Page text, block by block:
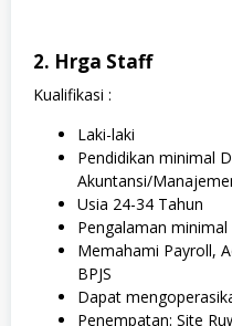
2. Hrga Staff
Kualifikasi :
Laki-laki
Pendidikan minimal
Akuntansi/
Usia 24-34 Tahun
Pengalaman
Memahami Payroll,
BPJS
Dapat
Penempatan: Site